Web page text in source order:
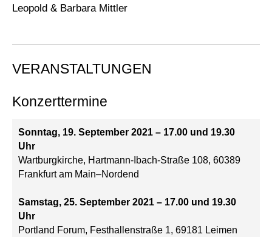
Leopold & Barbara Mittler
VERANSTALTUNGEN
Konzerttermine
Sonntag, 19. September 2021 – 17.00 und 19.30
Uhr
Wartburgkirche, Hartmann-Ibach-Straße 108, 60389
Frankfurt am Main–Nordend
Samstag, 25. September 2021 – 17.00 und 19.30
Uhr
Portland Forum, Festhallenstraße 1, 69181 Leimen